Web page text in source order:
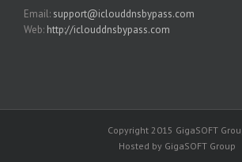
Email: support@iclouddnsbypass.com
Web: http://iclouddnsbypass.com
Copyright 2015 GigaSOFT
Hosted by GigaSOFT Group